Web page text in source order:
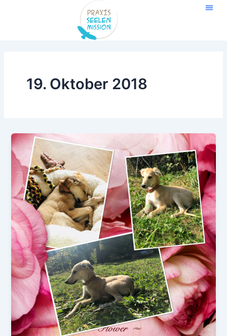
19. Oktober 2018